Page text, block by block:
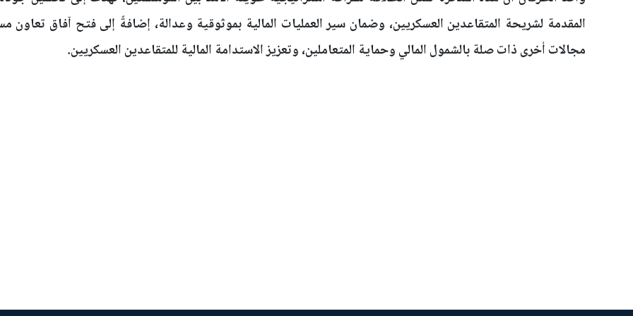
المقدمة لشريحة المتقاعدين العسكريين، وضمان سير العمليات المالية بموثوقية وعدالة، إضافةً إلى فتح آفاق تعاون
مجالات أخرى ذات صلة بالشمول المالي وحماية المتعاملين، وتعزيز الاستدامة المالية للمتقاعدين العسكريين.